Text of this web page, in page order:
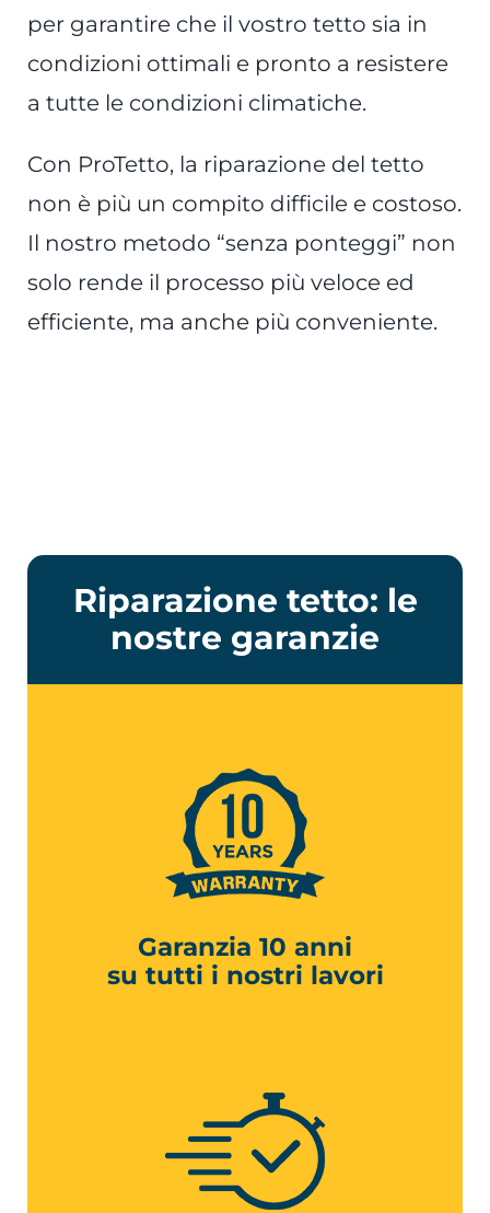
per garantire che il vostro tetto sia in
condizioni ottimali e pronto a resistere
a tutte le condizioni climatiche.
Con ProTetto, la riparazione del tetto
non è più un compito difficile e costoso.
Il nostro metodo “senza ponteggi” non
solo rende il processo più veloce ed
efficiente, ma anche più conveniente.
Riparazione tetto: le
nostre garanzie
Garanzia 10 anni
su tutti i nostri lavori